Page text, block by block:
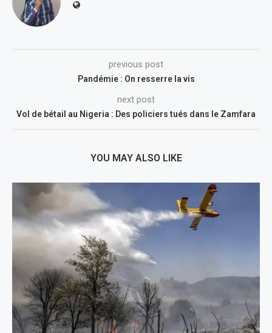
previous post
Pandémie : On resserre la vis
next post
Vol de bétail au Nigeria : Des policiers tués dans le Zamfara
YOU MAY ALSO LIKE